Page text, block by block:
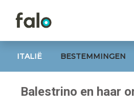
ITALIË BESTEMMINGEN
Balestrino en haar